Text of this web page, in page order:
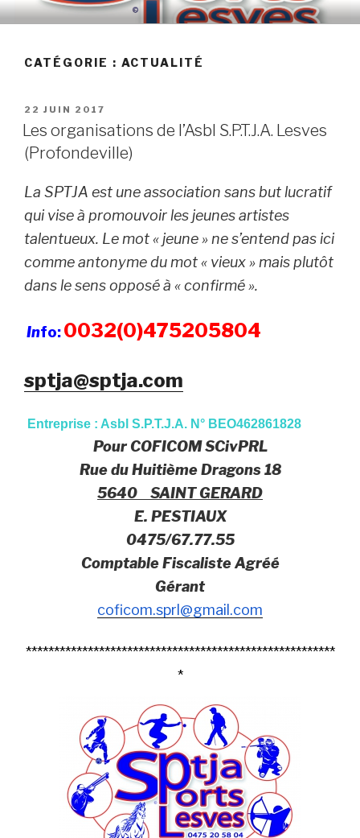
Skip
to
CATÉGORIE : ACTUALITÉ
POSTED
ON
22 JUIN 2017
Les organisations de l’Asbl S.P.T.J.A. Lesves
(Profondeville)
La SPTJA est une association sans but lucratif
qui vise à promouvoir les jeunes artistes
talentueux. Le mot « jeune » ne s’entend pas ici
comme antonyme du mot « vieux » mais plutôt
dans le sens opposé à « confirmé ».
Info:0032(0)475205804
sptja@sptja.com
Entreprise : Asbl S.P.T.J.A. N° BEO462861828
Pour COFICOM SCivPRL
Rue du Huitième Dragons 18
5640 SAINT GERARD
E. PESTIAUX
0475/67.77.55
Comptable Fiscaliste Agréé
Gérant
coficom.sprl@gmail.com
*******************************************************
*